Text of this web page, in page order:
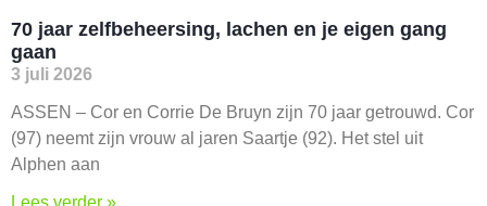
70 jaar zelfbeheersing, lachen en je eigen gang
gaan
3 juli 2026
ASSEN – Cor en Corrie De Bruyn zijn 70 jaar getrouwd. Cor
(97) neemt zijn vrouw al jaren Saartje (92). Het stel uit
Alphen aan
Lees verder »